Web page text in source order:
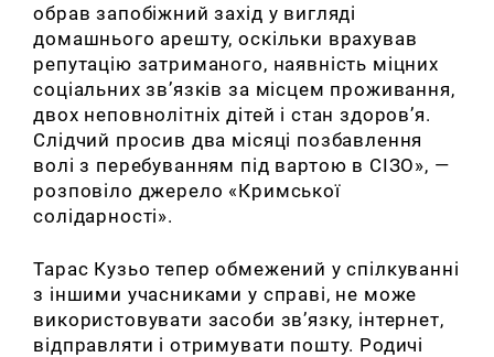
обрав запобіжний захід у вигляді
домашнього арешту, оскільки врахував
репутацію затриманого, наявність міцних
соціальних зв’язків за місцем проживання,
двох неповнолітніх дітей і стан здоров’я.
Слідчий просив два місяці позбавлення
волі з перебуванням під вартою в СІЗО», —
розповіло джерело «Кримської
солідарності».
Тарас Кузьо тепер обмежений у спілкуванні
з іншими учасниками у справі, не може
використовувати засоби зв’язку, інтернет,
відправляти і отримувати пошту. Родичі